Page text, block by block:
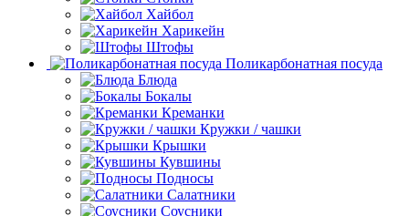
Хайбол
Харикейн
Штофы
Поликарбонатная посуда
Блюда
Бокалы
Креманки
Кружки / чашки
Крышки
Кувшины
Подносы
Салатники
Соусники